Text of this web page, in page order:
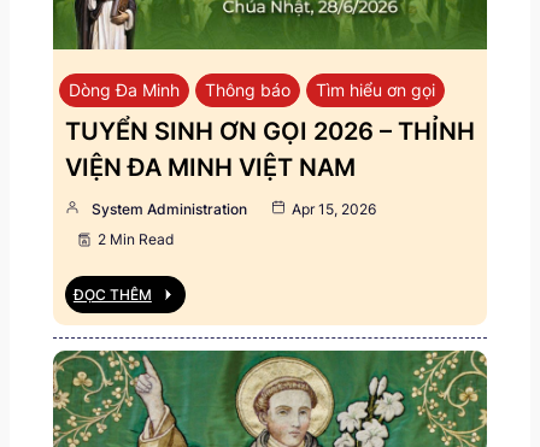
Dòng Đa Minh Thông báo Tìm hiểu ơn gọi
TUYỂN SINH ƠN GỌI 2026 – THỈNH
VIỆN ĐA MINH VIỆT NAM
System Administration
Apr 15, 2026
2 Min Read
ĐỌC THÊM